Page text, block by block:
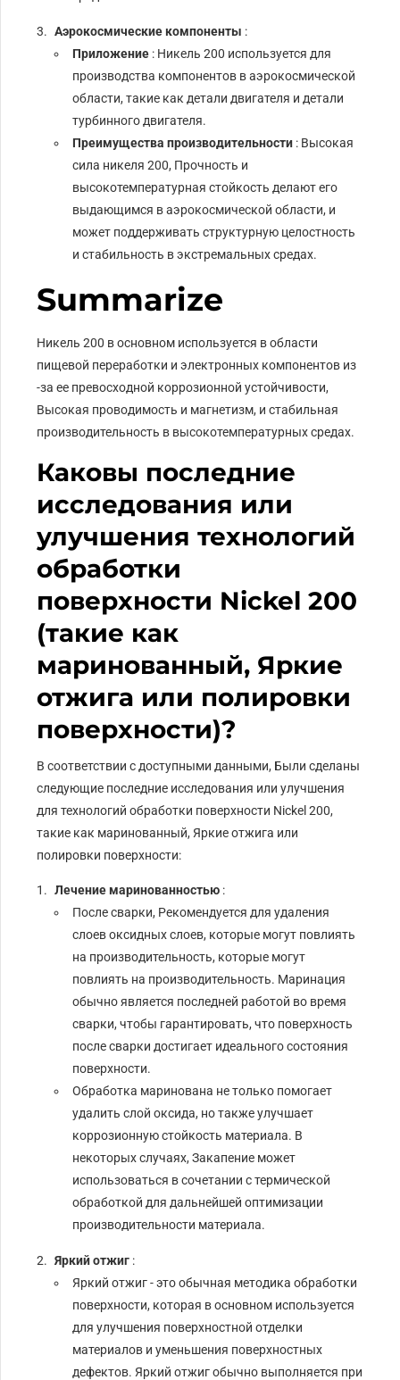
Аэрокосмические компоненты :
Приложение : Никель 200 используется для
производства компонентов в аэрокосмической
области, такие как детали двигателя и детали
турбинного двигателя.
Преимущества производительности : Высокая
сила никеля 200, Прочность и
высокотемпературная стойкость делают его
выдающимся в аэрокосмической области, и
может поддерживать структурную целостность
и стабильность в экстремальных средах.
Summarize
Никель 200 в основном используется в области
пищевой переработки и электронных компонентов из
-за ее превосходной коррозионной устойчивости,
Высокая проводимость и магнетизм, и стабильная
производительность в высокотемпературных средах.
Каковы последние
исследования или
улучшения технологий
обработки
поверхности Nickel 200
(такие как
маринованный, Яркие
отжига или полировки
поверхности)?
В соответствии с доступными данными, Были сделаны
следующие последние исследования или улучшения
для технологий обработки поверхности Nickel 200,
такие как маринованный, Яркие отжига или
полировки поверхности:
Лечение маринованностью :
После сварки, Рекомендуется для удаления
слоев оксидных слоев, которые могут повлиять
на производительность, которые могут
повлиять на производительность. Маринация
обычно является последней работой во время
сварки, чтобы гарантировать, что поверхность
после сварки достигает идеального состояния
поверхности.
Обработка маринована не только помогает
удалить слой оксида, но также улучшает
коррозионную стойкость материала. В
некоторых случаях, Закапение может
использоваться в сочетании с термической
обработкой для дальнейшей оптимизации
производительности материала.
Яркий отжиг :
Яркий отжиг - это обычная методика обработки
поверхности, которая в основном используется
для улучшения поверхностной отделки
материалов и уменьшения поверхностных
дефектов. Яркий отжиг обычно выполняется при